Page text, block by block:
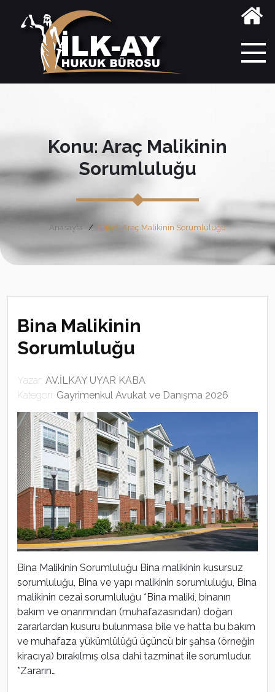
Konu: Araç Malikinin
Sorumluluğu
Anasayfa Etiket: Araç Malikinin Sorumluluğu
Bina Malikinin
Sorumluluğu
Yazar: AV.İLKAY UYAR KABA
Kategori: Gayrimenkul Avukat ve Danışma 2026
Bina Malikinin Sorumluluğu Bina malikinin kusursuz
sorumluluğu, Bina ve yapı malikinin sorumluluğu, Bina
malikinin cezai sorumluluğu *Bina maliki, binanın
bakım ve onarımından (muhafazasından) doğan
zararlardan kusuru bulunmasa bile ve hatta bu bakım
ve muhafaza yükümlülüğü üçüncü bir şahsa (örneğin
kiracıya) bırakılmış olsa dahi tazminat ile sorumludur.
*Zararın…